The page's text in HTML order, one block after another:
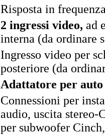
Risposta in
2 ingressi video, ad
interna (da ordinare
Ingresso video per
posteriore (da
Adattatore per
Connessioni per
audio, uscita stereo-
per subwoofer